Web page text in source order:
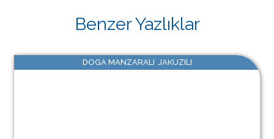
Benzer Yazlıklar
DOGA MANZARALI JAKUZILI